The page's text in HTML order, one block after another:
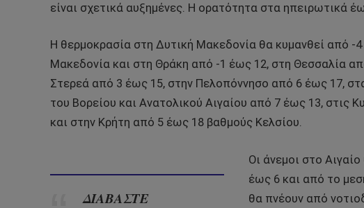
είναι σχετικά αυξημένες. Η ορατότητα στα ηπειρωτικά
Η θερμοκρασία στη Δυτική Μακεδονία θα κυμανθεί από -
Μακεδονία και στη Θράκη από -1 έως 12, στη Θεσσαλία
Στερεά από 3 έως 15, στην Πελοπόννησο από 6 έως 17,
του Βορείου και Ανατολικού Αιγαίου από 7 έως 13,
και στην Κρήτη από 5 έως 18 βαθμούς Κελσίου.
ΔΙΑΒΑΣΤΕ
Οι άνεμοι στο
έως 6 και από το
θα πνέουν από